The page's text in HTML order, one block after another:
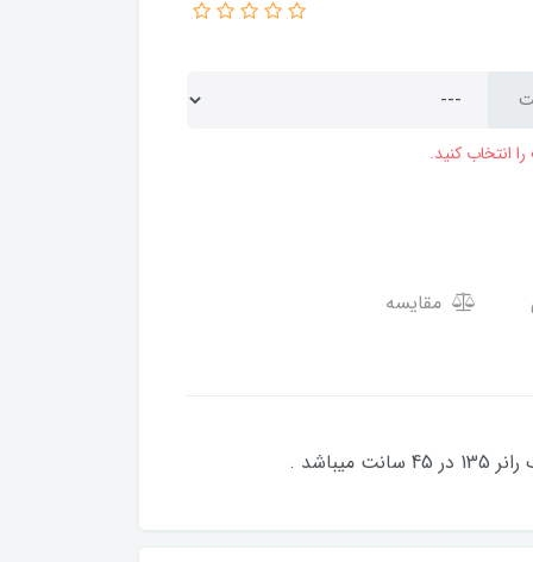
انتخاب کنید.
مقایسه